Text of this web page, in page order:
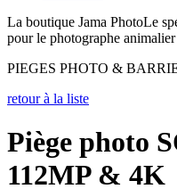
La boutique Jama PhotoLe
pour le photographe animalier
PIEGES PHOTO &
retour à la liste
Piège photo
112MP & 4K